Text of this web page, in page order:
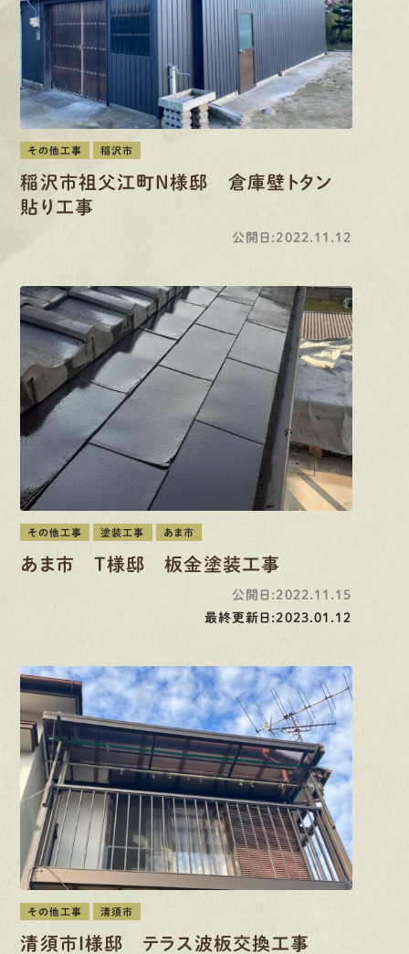
その他工事 稲沢市
稲沢市祖父江町N様邸 倉庫壁トタン
貼り工事
公開日:2022.11.12
その他工事 塗装工事 あま市
あま市 T様邸 板金塗装工事
公開日:2022.11.15
最終更新日:2023.01.12
その他工事 清須市
清須市I様邸 テラス波板交換工事